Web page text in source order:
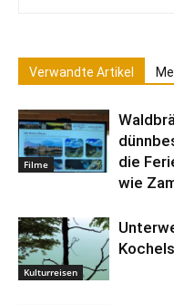
Verwandte Artikel
Filme
die
wie
Kulturreisen